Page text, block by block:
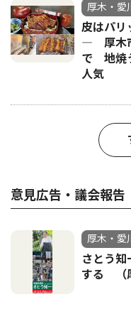
厚木・愛
皮はパリ
― 厚木
で 地焼
人気
意見広告・議会報告
厚木・愛
さとう
する （